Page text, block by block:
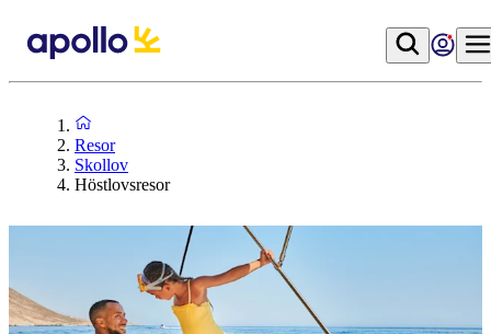
Resor
Skollov
Höstlovsresor